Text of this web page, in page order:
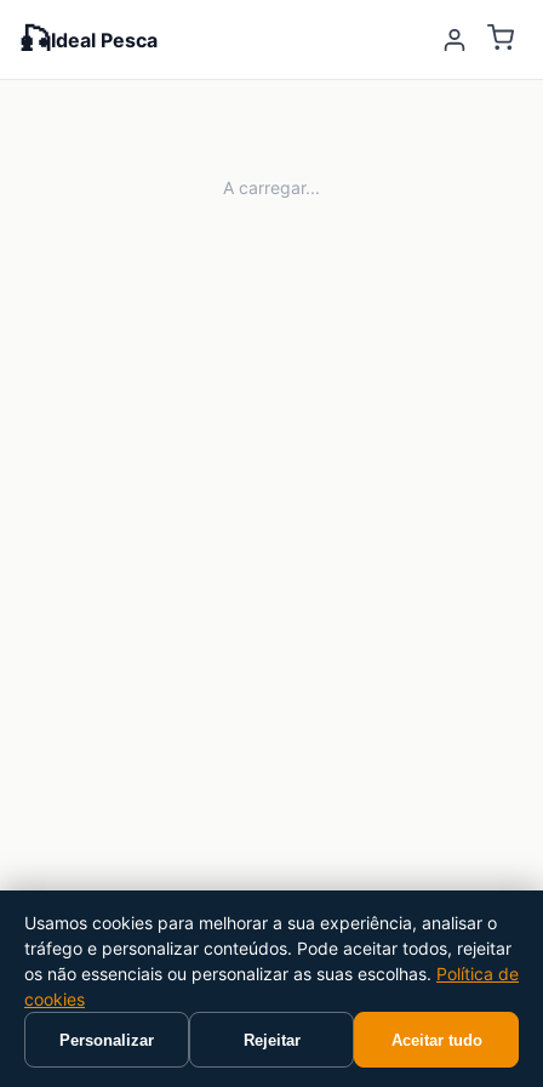
🎣Ideal Pesca
A carregar...
Usamos cookies para melhorar a sua experiência, analisar o
tráfego e personalizar conteúdos. Pode aceitar todos, rejeitar
os não essenciais ou personalizar as suas escolhas. Política de
cookies
Personalizar Rejeitar Aceitar tudo